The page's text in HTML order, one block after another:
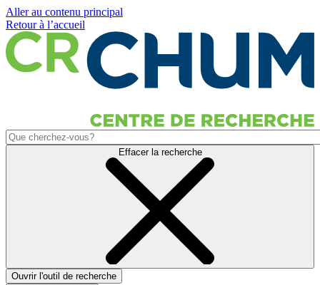
Aller au contenu principal
Retour à l’accueil
Effacer la recherche
Ouvrir l'outil de recherche